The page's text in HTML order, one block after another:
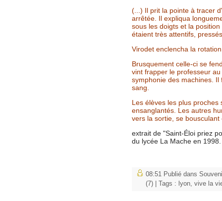
(...) Il prit la pointe à tracer
arrêtée. Il expliqua
sous les doigts et la
étaient très attentifs,
Virodet enclencha la
Brusquement celle-ci se
vint frapper le professeur
symphonie des machines.
sang.
Les élèves les plus
ensanglantés. Les autres
vers la sortie, se
extrait de "Saint-Éloi priez
du lycée La Mache en 1998.
08:51 Publié dans
(7) | Tags : lyon, vive la